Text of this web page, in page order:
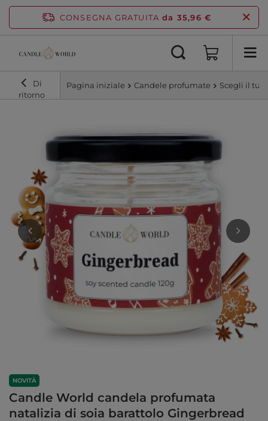
CONSEGNA GRATUITA da 35,96 €
Di
ritorno
Pagina iniziale Candele profumate Scegli il tuo
NOVITÀ
Candle World candela profumata
natalizia di soia barattolo Gingerbread